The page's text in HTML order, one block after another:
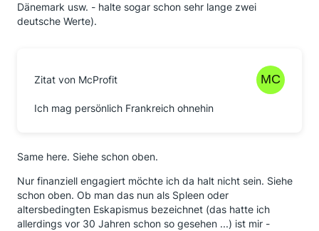
Dänemark usw. - halte sogar schon sehr lange zwei
deutsche Werte).
Zitat von McProfit
Ich mag persönlich Frankreich ohnehin
Same here. Siehe schon oben.
Nur finanziell engagiert möchte ich da halt nicht sein. Siehe
schon oben. Ob man das nun als Spleen oder
altersbedingten Eskapismus bezeichnet (das hatte ich
allerdings vor 30 Jahren schon so gesehen ...) ist mir -